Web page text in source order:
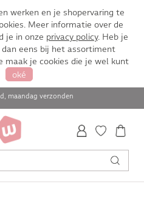
werken en je shopervaring te
Meer informatie over de
je in onze privacy policy. Heb je
eens bij het assortiment
maak je cookies die je wel kunt
oké
maandag verzonden